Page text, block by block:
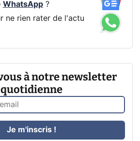
WhatsApp?
ne rien rater de l'actu
à notre newsletter
quotidienne
Je m'inscris !